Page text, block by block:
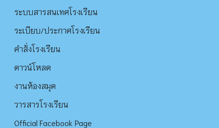
ระบบสารสนเทศโรงเรียน
ระเบียบ/ประกาศโรงเรียน
คำสั่งโรงเรียน
ดาวน์โหลด
งานห้องสมุด
วารสารโรงเรียน
Official Facebook Page